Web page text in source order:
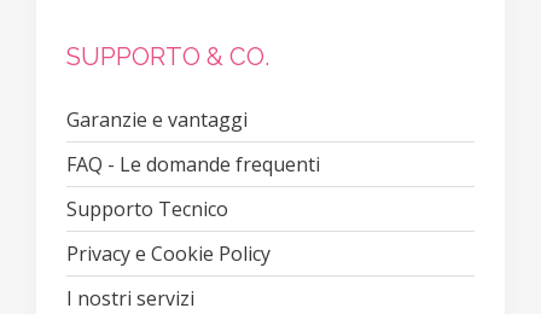
SUPPORTO & CO.
Garanzie e vantaggi
FAQ - Le domande frequenti
Supporto Tecnico
Privacy e Cookie Policy
I nostri servizi